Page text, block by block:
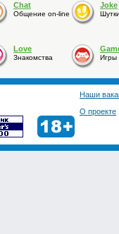
Chat
Общение on-line
Joke
Love
Знакомства Игры
Наши
О проекте